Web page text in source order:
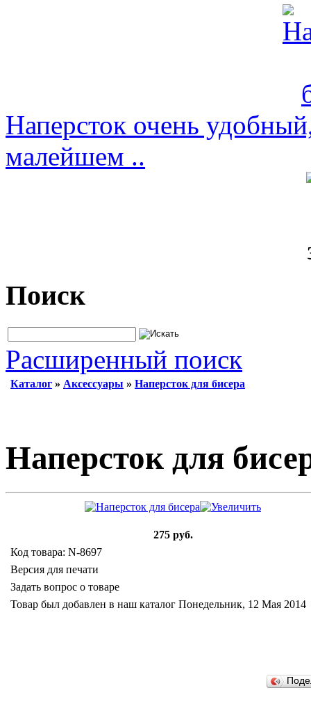
Наперсток очень
малейшем ..
Поиск
Расширенный поиск
Каталог » Аксессуары » Наперсток для бисера
Наперсток для
275 руб.
Код товара: N-8697
Версия для печати
Задать вопрос о товаре
Товар был добавлен в наш каталог Понедельник, 12 Мая 2014